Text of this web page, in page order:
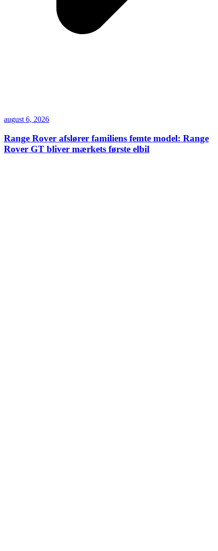
august 6, 2026
Range Rover afslører familiens femte model: Range
Rover GT bliver mærkets første elbil